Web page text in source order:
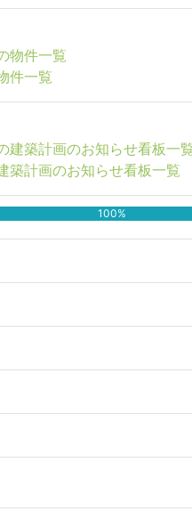
物件一覧
件一覧
建築計画のお知らせ看板一
築計画のお知らせ看板一覧
100%